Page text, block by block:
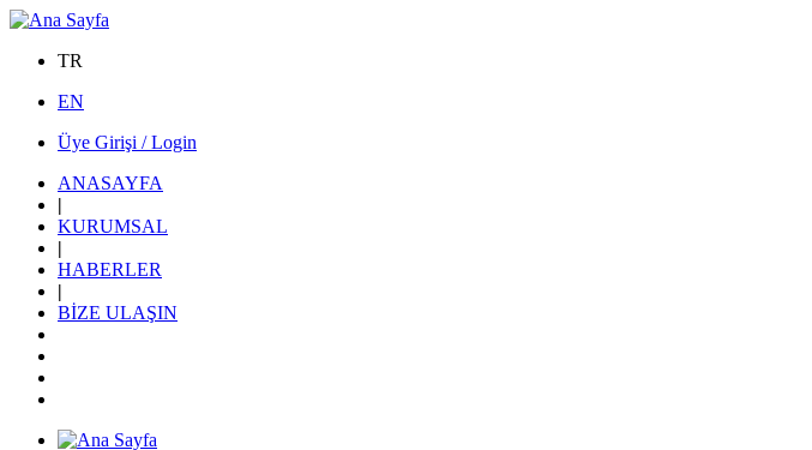
TR
EN
Üye Girişi / Login
ANASAYFA
|
KURUMSAL
|
HABERLER
|
BİZE ULAŞIN